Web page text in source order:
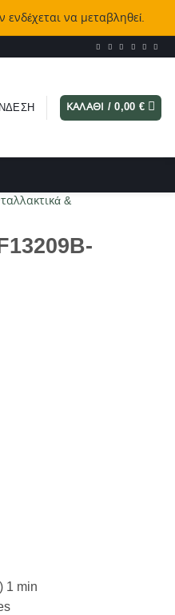
να μεταβληθεί.
ΚΑΛΆΘΙ /0,00 €
&
1 min